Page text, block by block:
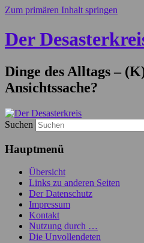
Zum primären Inhalt springen
Der
Dinge des Alltags –
Ansichtssache?
Suchen
Hauptmenü
Übersicht
Links zu anderen Seiten
Der Datenschutz
Impressum
Kontakt
Nutzung durch …
Die Unvollendeten